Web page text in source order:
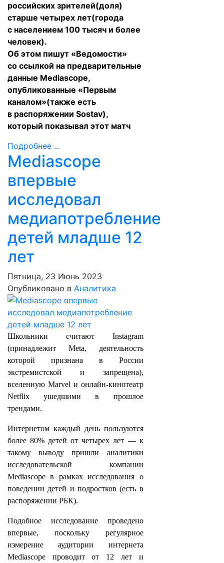
российских зрителей(доля)
старше четырех лет(города
с населением 100 тысяч и более
человек).
Об этом пишут «Ведомости»
со ссылкой на предварительные
данные Mediascope,
опубликованные «Первым
каналом»(также есть
в распоряжении Sostav),
который показывал этот матч
Подробнее ...
Mediascope
впервые
исследовал
медиапотребление
детей младше 12
лет
Пятница, 23 Июнь 2023
Опубликовано в Аналитика
Школьники считают Instagram
(принадлежит Meta, деятельность
которой признана в России
экстремистской и запрещена),
вселенную Marvel и онлайн-кинотеатр
Netflix ушедшими в прошлое
трендами.
Интернетом каждый день пользуются
более 80% детей от четырех лет — к
такому выводу пришли аналитики
исследовательской компании
Mediascope в рамках исследования о
поведении детей и подростков (есть в
распоряжении РБК).
Подобное исследование проведено
впервые, поскольку регулярное
измерение аудитории интернета
Mediascope проводит от 12 лет и